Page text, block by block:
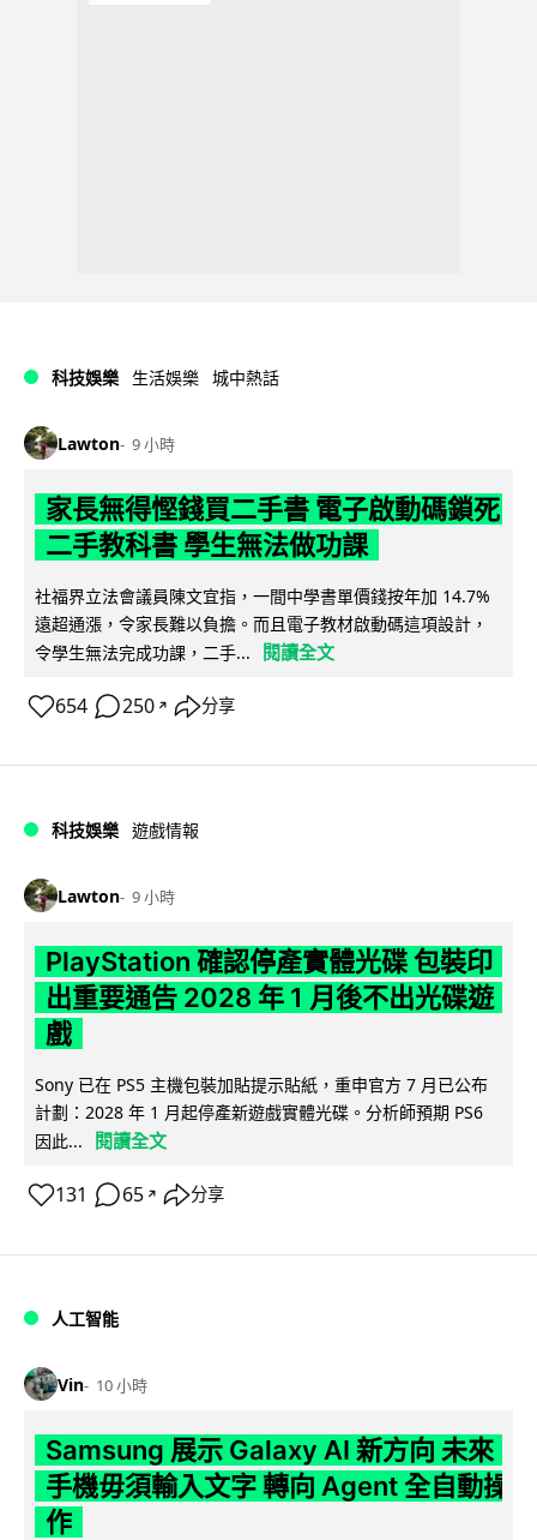
科技娛樂 生活娛樂 城中熱話
Lawton 9 小時
家長無得慳錢買二手書 電子啟動碼鎖死
二手教科書 學生無法做功課
社福界立法會議員陳文宜指，一間中學書單價錢按年加 14.7%
遠超通漲，令家長難以負擔。而且電子教材啟動碼這項設計，
令學生無法完成功課，二手...
閱讀全文
654 250 ↗ 分享
科技娛樂 遊戲情報
Lawton 9 小時
PlayStation 確認停產實體光碟 包裝印
出重要通告 2028 年 1 月後不出光碟遊
戲
Sony 已在 PS5 主機包裝加貼提示貼紙，重申官方 7 月已公布
計劃：2028 年 1 月起停產新遊戲實體光碟。分析師預期 PS6
因此...
閱讀全文
131 65 ↗ 分享
人工智能
Vin 10 小時
Samsung 展示 Galaxy AI 新方向 未來
手機毋須輸入文字 轉向 Agent 全自動操
作